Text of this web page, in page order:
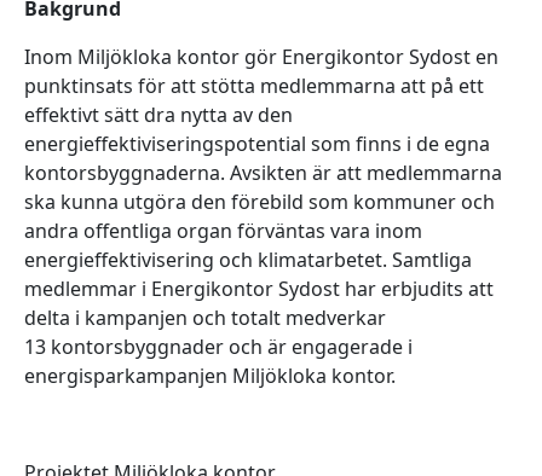
Bakgrund
Inom Miljökloka kontor gör Energikontor Sydost en
punktinsats för att stötta medlemmarna att på ett
effektivt sätt dra nytta av den
energieffektiviseringspotential som finns i de egna
kontorsbyggnaderna. Avsikten är att medlemmarna
ska kunna utgöra den förebild som kommuner och
andra offentliga organ förväntas vara inom
energieffektivisering och klimatarbetet. Samtliga
medlemmar i Energikontor Sydost har erbjudits att
delta i kampanjen och totalt medverkar
13 kontorsbyggnader och är engagerade i
energisparkampanjen Miljökloka kontor.